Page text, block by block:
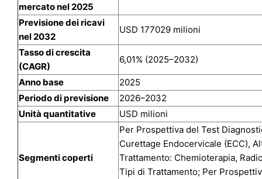
mercato nel 2025
Previsione dei ricavi
nel 2032
USD 177029 milioni
Tasso di crescita
(CAGR)
6,01% (2025–2032)
Anno base
2025
Periodo di previsione
2026–2032
Unità quantitative
USD milioni
Segmenti coperti
Per Prospettiva del Test
Curettage Endocervicale (ECC),
Trattamento: Chemioterapia,
Tipi di Trattamento; Per